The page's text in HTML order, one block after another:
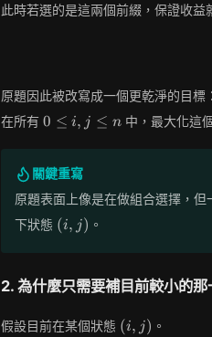
此時若選的是這兩個前綴，保證收益
原題因此被改寫成一個更乾淨的目標：
在所有 0
\le
n
0 ≤ i, j ≤ n中，最大化這
關鍵重寫
原題表面上像是在做組合選擇，
下狀態 (i,j)
(i, j) 。
2. 為什麼只需要補目前較小的那
假設目前在某個狀態 (i,j)
(i, j) 。